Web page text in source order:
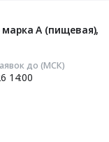
А (пищевая),
до (МСК)
14:00